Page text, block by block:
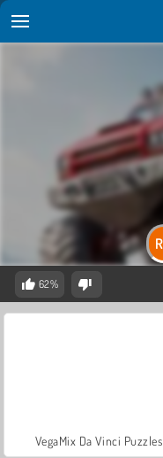
62%
VegaMix Da Vinci Puzzles